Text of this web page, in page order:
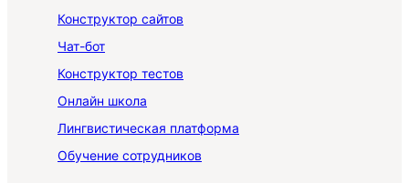
Конструктор сайтов
Чат-бот
Конструктор тестов
Онлайн школа
Лингвистическая платформа
Обучение сотрудников